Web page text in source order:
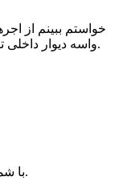
خواستم ببینم از
واسه دیوار داخلی تو اتاق خواب به متراژ۱۲ متر لازم دارم.
با شماره 09120432556 تماس بگیرید.